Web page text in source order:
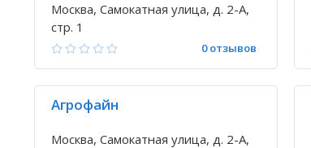
Москва, Самокатная улица, д. 2-А,
стр. 1
0 отзывов
Агрофайн
Москва, Самокатная улица, д. 2-А,